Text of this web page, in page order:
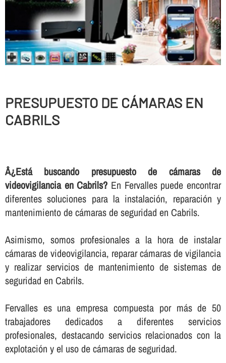
PRESUPUESTO DE CÁMARAS EN
CABRILS
Â¿Está buscando presupuesto de cámaras de
videovigilancia en Cabrils? En Fervalles puede encontrar
diferentes soluciones para la instalación, reparación y
mantenimiento de cámaras de seguridad en Cabrils.
Asimismo, somos profesionales a la hora de instalar
cámaras de videovigilancia, reparar cámaras de vigilancia
y realizar servicios de mantenimiento de sistemas de
seguridad en Cabrils.
Fervalles es una empresa compuesta por más de 50
trabajadores dedicados a diferentes servicios
profesionales, destacando servicios relacionados con la
explotación y el uso de cámaras de seguridad.